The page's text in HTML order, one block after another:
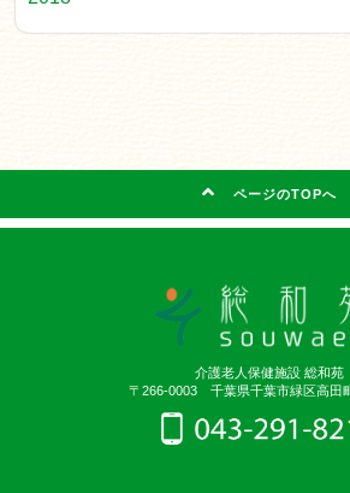
ページのTOPへ
介護老人保健施設 総和苑
〒266-0003 千葉県千葉市緑区高田